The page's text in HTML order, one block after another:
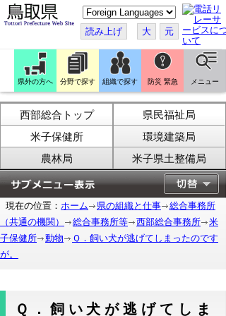
こ
の
ペ
ー
ジ
翻
訳
す
る
読み上げ 大 元
県外の方へ 分野で探す 組織で探す 防災 緊急 メニュー
西部総合トップ
県民福祉局
米子保健所
環境建築局
農林局
米子県土整備局
現在の位置： ホーム 県の組織と仕事
総合事務所
（共通の機関）
総合事務所等 西部総合事務所
米
子保健所
動物
Ｑ．飼い犬が逃げてしまったのです
が。
Ｑ．飼い犬が逃げてしま